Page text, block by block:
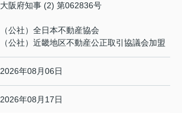
大阪府知事 (2) 第062836号
（公社）全日本不動産協会
（公社）近畿地区不動産公正取引協議会加盟
2026年08月06日
2026年08月17日